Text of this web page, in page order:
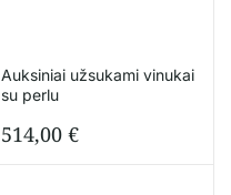
Auksiniai užsukami vinukai
su perlu
514,00 €